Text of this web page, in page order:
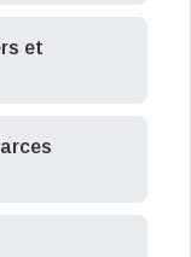
et